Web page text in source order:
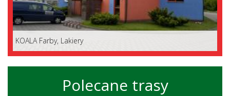
KOALA Farby, Lakiery
Polecane trasy